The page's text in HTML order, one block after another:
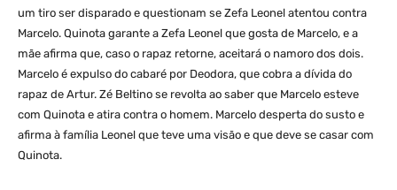
um tiro ser disparado e questionam se Zefa Leonel atentou contra
Marcelo. Quinota garante a Zefa Leonel que gosta de Marcelo, e a
mãe afirma que, caso o rapaz retorne, aceitará o namoro dos dois.
Marcelo é expulso do cabaré por Deodora, que cobra a dívida do
rapaz de Artur. Zé Beltino se revolta ao saber que Marcelo esteve
com Quinota e atira contra o homem. Marcelo desperta do susto e
afirma à família Leonel que teve uma visão e que deve se casar com
Quinota.